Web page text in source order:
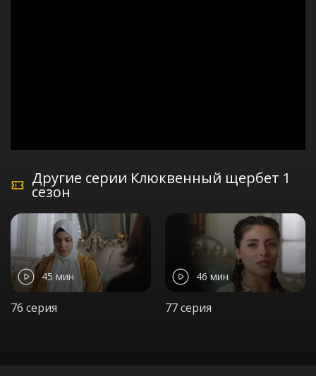
Другие серии Клюквенный щербет 1
сезон
45 мин
76 серия
46 мин
77 серия